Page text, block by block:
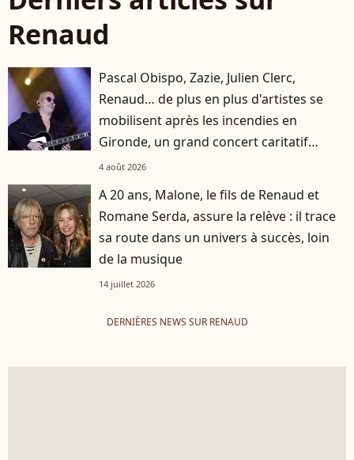
Renaud
Pascal Obispo, Zazie, Julien Clerc,
Renaud… de plus en plus d'artistes se
mobilisent après les incendies en
Gironde, un grand concert caritatif
annoncé
4 août 2026
A 20 ans, Malone, le fils de Renaud et
Romane Serda, assure la relève : il trace
sa route dans un univers à succès, loin
de la musique
14 juillet 2026
DERNIÈRES NEWS SUR RENAUD